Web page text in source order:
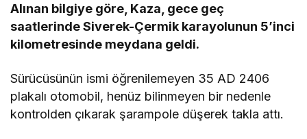
Alınan bilgiye göre, Kaza, gece geç
saatlerinde Siverek-Çermik karayolunun 5’inci
kilometresinde meydana geldi.
Sürücüsünün ismi öğrenilemeyen 35 AD 2406
plakalı otomobil, henüz bilinmeyen bir nedenle
kontrolden çıkarak şarampole düşerek takla attı.